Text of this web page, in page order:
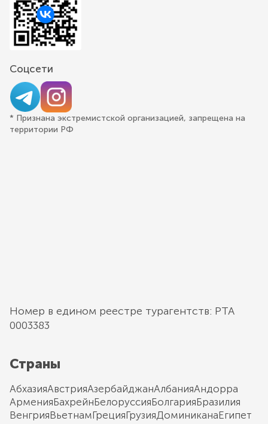
Соцсети
* Признана экстремистской организацией, запрещена на
территории РФ
Номер в едином реестре турагентств: РТА
0003383
Страны
АбхазияАвстрияАзербайджанАлбанияАндорра
АрменияБахрейнБелоруссияБолгарияБразилия
ВенгрияВьетнамГрецияГрузияДоминиканаЕгипет